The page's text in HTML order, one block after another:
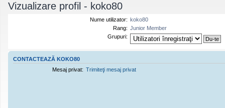
Vizualizare profil - koko80
Nume utilizator: koko80
Rang: Junior Member
Grupuri:
CONTACTEAZĂ KOKO80
Mesaj privat: Trimiteţi mesaj privat